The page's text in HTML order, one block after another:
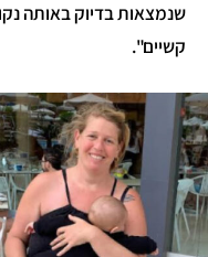
שנמצאות בדיוק באותה
קשיים".